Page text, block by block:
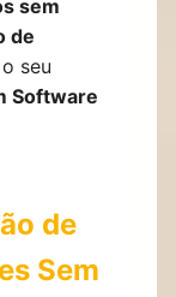
sem
de
seu
Software
de
Sem